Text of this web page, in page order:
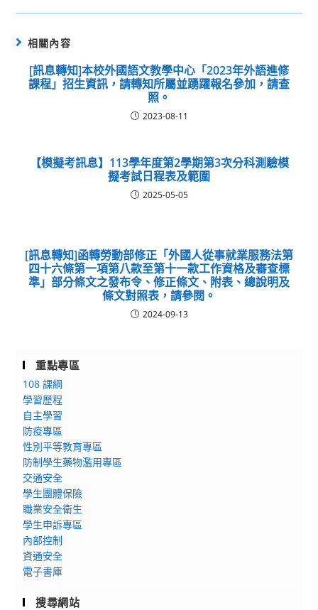
相關內容
[訊息轉知]本校外國語文教學中心「2023年外語進修
課程」招生資訊，請轉知所屬並踴躍報名參加，請查
照。
2023-08-11
【模擬考訊息】113學年度第2學期第3次分科測驗模
擬考試日程表及範圍
2025-05-05
[訊息轉知]函轉勞動部修正「外國人從事就業服務法第
四十六條第一項第八款至第十一款工作資格及審查標
準」部分條文之發布令、修正條文、附表、總說明及
條文對照表，請參閱。
2024-09-13
重點專區
108 課綱
學習歷程
自主學習
防疫專區
性別平等教育專區
防制學生藥物濫用專區
交通安全
學生團體保險
職業安全衛生
學生申訴專區
內部控制
資通安全
電子書庫
搜尋網站